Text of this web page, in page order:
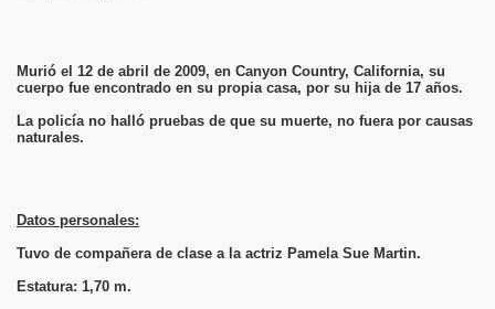
Murió el 12 de abril de 2009, en Canyon Country, California, su
cuerpo fue encontrado en su propia casa, por su hija de 17 años.
La policía no halló pruebas de que su muerte, no fuera por causas
naturales.
Datos personales:
Tuvo de compañera de clase a la actriz Pamela Sue Martin.
Estatura: 1,70 m.